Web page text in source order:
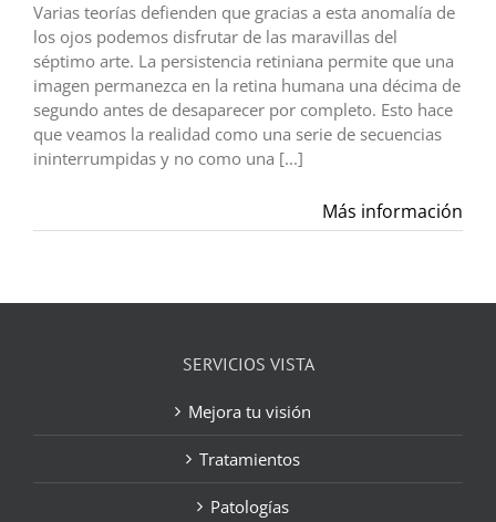
Varias teorías defienden que gracias a esta anomalía de
los ojos podemos disfrutar de las maravillas del
séptimo arte. La persistencia retiniana permite que una
imagen permanezca en la retina humana una décima de
segundo antes de desaparecer por completo. Esto hace
que veamos la realidad como una serie de secuencias
ininterrumpidas y no como una [...]
Más información
SERVICIOS VISTA
Mejora tu visión
Tratamientos
Patologías